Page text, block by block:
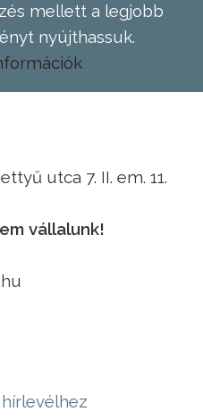
mellett a legjobb
nyújthassuk.
utca 7. II. em. 11.
vállalunk!